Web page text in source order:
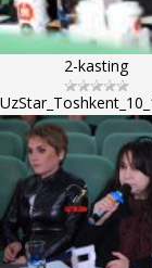
2-kasting